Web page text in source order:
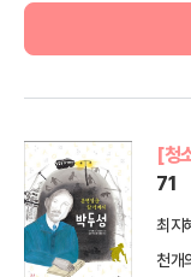
[청
71
최지
천개